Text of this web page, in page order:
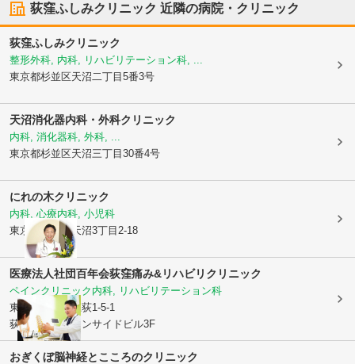
荻窪ふしみクリニック 近隣の病院・クリニック
荻窪ふしみクリニック
整形外科, 内科, リハビリテーション科, ...
東京都杉並区天沼二丁目5番3号
天沼消化器内科・外科クリニック
内科, 消化器科, 外科, ...
東京都杉並区天沼三丁目30番4号
にれの木クリニック
内科, 心療内科, 小児科
東京都杉並区天沼3丁目2-18
医療法人社団百年会荻窪痛み&リハビリクリニック
ペインクリニック内科, リハビリテーション科
東京都杉並区上荻1-5-1
荻窪ステーションサイドビル3F
おぎくぼ脳神経とこころのクリニック